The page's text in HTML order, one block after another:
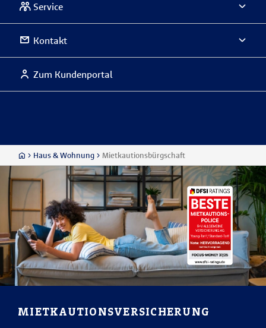
Service
Kontakt
Zum Kundenportal
Haus & Wohnung Mietkautionsbürgschaft
MIETKAUTIONSVERSICHERUNG